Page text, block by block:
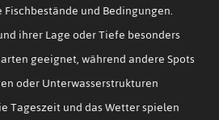
und Bedingungen.
ihrer Lage oder Tiefe besonders
geeignet, während andere Spots
oder Unterwasserstrukturen
Tageszeit und das Wetter spielen